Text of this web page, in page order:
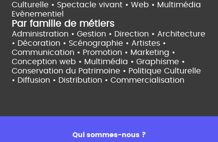
Culturelle • Spectacle vivant • Web • Multimédia
Evènementiel
Par famille de métiers
Administration • Gestion • Direction • Architecture
• Décoration • Scénographie • Artistes •
Communication • Promotion • Marketing •
Conception web • Multimédia • Graphisme •
Conservation du Patrimoine • Politique Culturelle
• Diffusion • Distribution • Commercialisation
Qui sommes-nous ?